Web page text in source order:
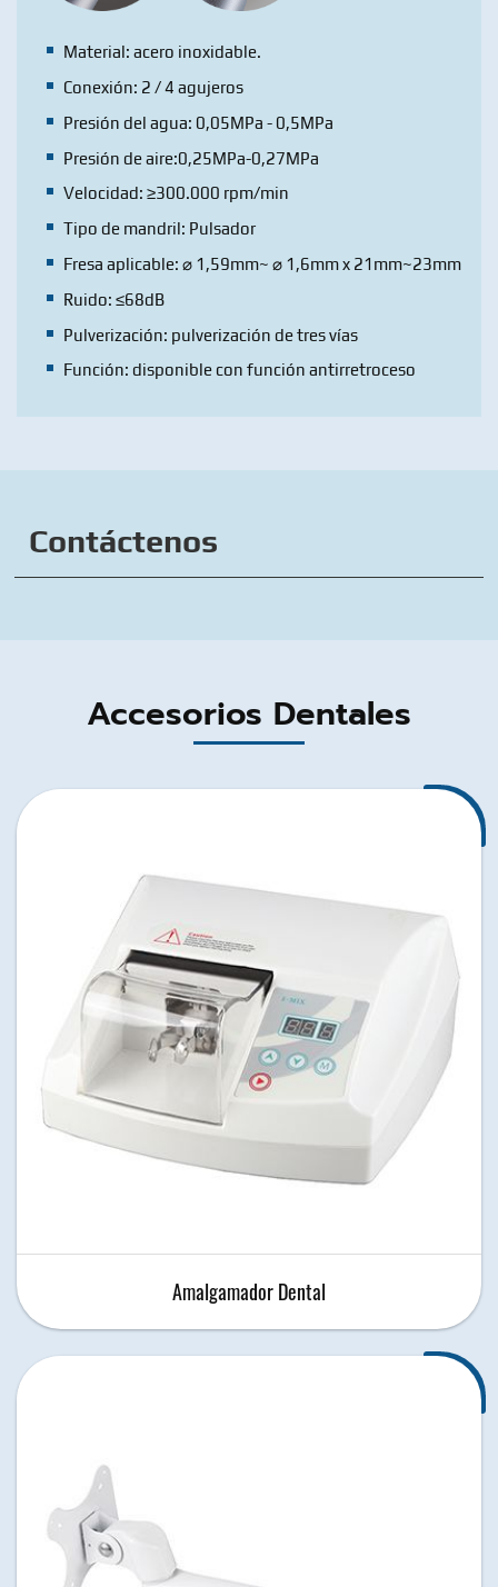
Material: acero inoxidable.
Conexión: 2 / 4 agujeros
Presión del agua: 0,05MPa - 0,5MPa
Presión de aire:0,25MPa-0,27MPa
Velocidad: ≥300.000 rpm/min
Tipo de mandril: Pulsador
Fresa aplicable: ⌀ 1,59mm~ ⌀ 1,6mm x 21mm~23mm
Ruido: ≤68dB
Pulverización: pulverización de tres vías
Función: disponible con función antirretroceso
Contáctenos
Accesorios Dentales
Amalgamador Dental